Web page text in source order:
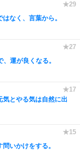
なく、言葉から。
、運が良くなる。
気とやる気は自然に出
いかけをする。